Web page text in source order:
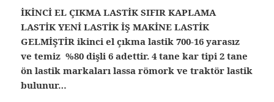
İKİNCİ EL ÇIKMA LASTİK SIFIR KAPLAMA
LASTİK YENİ LASTİK İŞ MAKİNE LASTİK
GELMİŞTİR ikinci el çıkma lastik 700-16 yarasız
ve temiz %80 dişli 6 adettir. 4 tane kar tipi 2 tane
ön lastik markaları lassa römork ve traktör lastik
bulunur…